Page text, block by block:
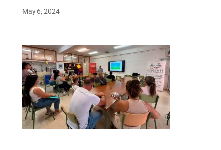
May 6, 2024